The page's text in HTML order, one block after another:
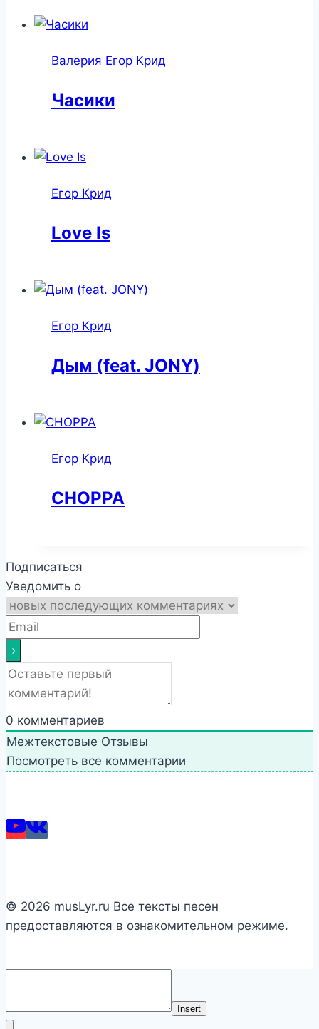
Валерия Егор Крид
Часики
Егор Крид
Love Is
Егор Крид
Дым (feat. JONY)
Егор Крид
CHOPPA
Подписаться
Уведомить о
0 комментариев
Межтекстовые Отзывы
Посмотреть все комментарии
© 2026 musLyr.ru Все тексты песен
предоставляются в ознакомительном режиме.
Insert